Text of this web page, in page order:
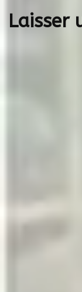
Laisser